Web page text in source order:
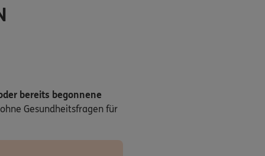
bereits begonnene
Gesundheitsfragen für